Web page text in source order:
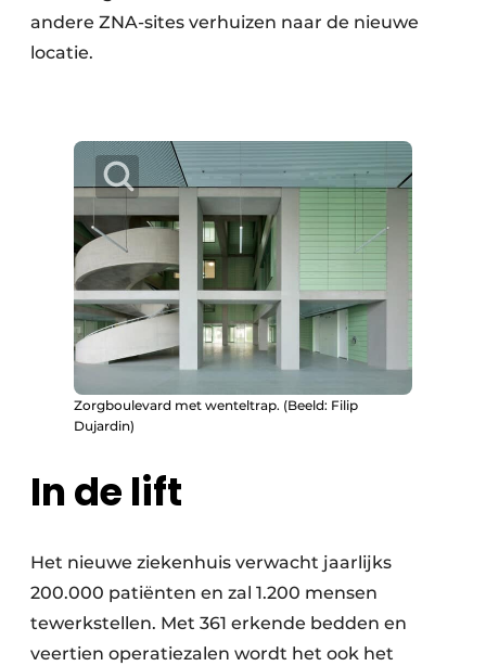
andere ZNA-sites verhuizen naar de nieuwe
locatie.
Zorgboulevard met wenteltrap. (Beeld: Filip
Dujardin)
In de lift
Het nieuwe ziekenhuis verwacht jaarlijks
200.000 patiënten en zal 1.200 mensen
tewerkstellen. Met 361 erkende bedden en
veertien operatiezalen wordt het ook het